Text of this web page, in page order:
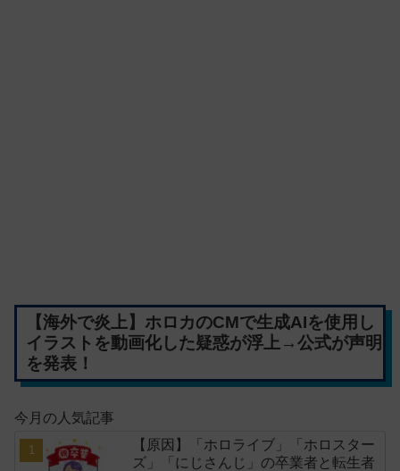
【海外で炎上】ホロカのCMで生成AIを使用し
イラストを動画化した疑惑が浮上→公式が声明
を発表！
今月の人気記事
【原因】「ホロライブ」「ホロスター
ズ」「にじさんじ」の卒業者と転生者